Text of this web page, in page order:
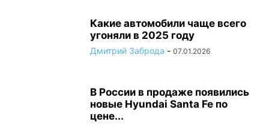
Какие автомобили чаще всего
угоняли в 2025 году
Дмитрий Заброда - 07.01.2026
В России в продаже появились
новые Hyundai Santa Fe по
цене...